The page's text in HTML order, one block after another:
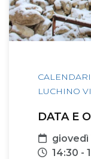
LUCHINO
DATA E
Data
giovedì
Orari
14:30 -